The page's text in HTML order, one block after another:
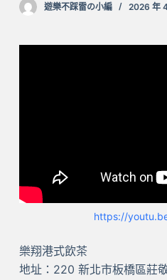
遊樂不踩雷の小編 2026 年
https://
樂翔港式飲茶
地址：220 新北市板橋區莊